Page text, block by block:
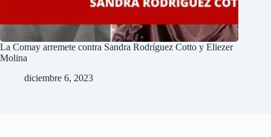
La Comay arremete contra Sandra Rodríguez Cotto y Eliezer
Molina
diciembre 6, 2023